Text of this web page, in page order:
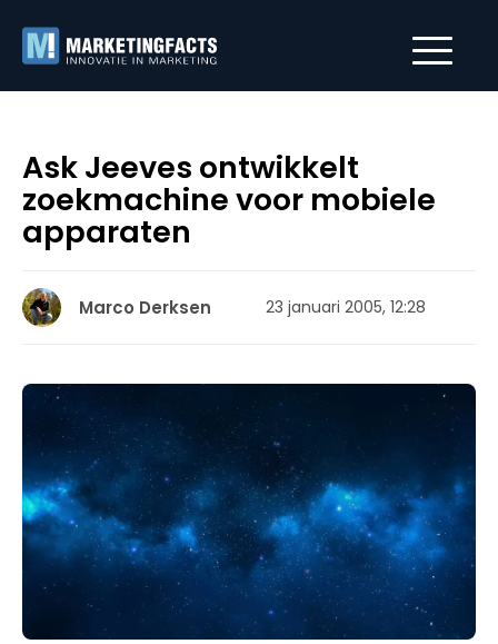
Ask Jeeves ontwikkelt
zoekmachine voor mobiele
apparaten
Marco Derksen 23 januari 2005, 12:28